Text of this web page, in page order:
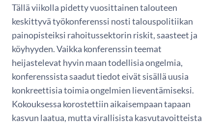
Tällä viikolla pidetty vuosittainen talouteen
keskittyvä työkonferenssi nosti talouspolitiikan
painopisteiksi rahoitussektorin riskit, saasteet ja
köyhyyden. Vaikka konferenssin teemat
heijastelevat hyvin maan todellisia ongelmia,
konferenssista saadut tiedot eivät sisällä uusia
konkreettisia toimia ongelmien lieventämiseksi.
Kokouksessa korostettiin aikaisempaan tapaan
kasvun laatua, mutta virallisista kasvutavoitteista